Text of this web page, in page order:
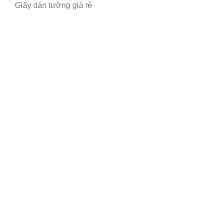
Giấy dán tường giá rẻ